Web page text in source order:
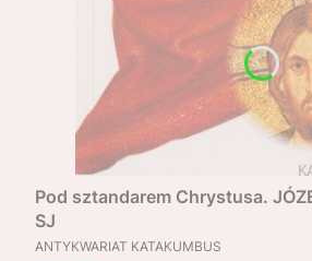
Pod sztandarem Chrystusa.
SJ
PRODUCENT
ANTYKWARIAT KATAKUMBUS